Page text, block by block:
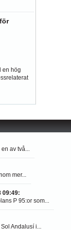
en hög
av två...
mer...
09:49:
P 95:or som...
Andalusí i...